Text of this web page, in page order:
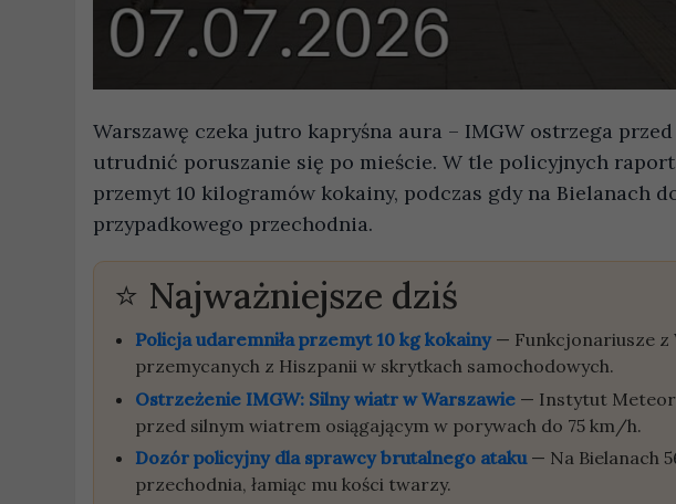
Warszawę czeka jutro kapryśna aura – IMGW ostrzega
utrudnić poruszanie się po mieście. W tle policyjnych
przemyt 10 kilogramów kokainy, podczas gdy na Bielanach
przypadkowego przechodnia.
Najważniejsze dziś
Policja udaremniła przemyt 10 kg kokainy— Funkcjonariusze z
przemycanych z Hiszpanii w skrytkach samochodowych.
Ostrzeżenie IMGW: Silny wiatr w Warszawie — Instytut
przed silnym wiatrem osiągającym w porywach do 75 km/h.
Dozór policyjny dla sprawcy brutalnego ataku— Na Bielanach
przechodnia, łamiąc mu kości twarzy.